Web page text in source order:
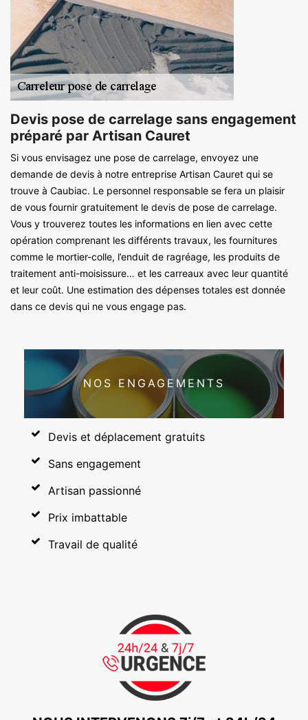
Devis pose de carrelage sans engagement
préparé par Artisan Cauret
Si vous envisagez une pose de carrelage, envoyez une
demande de devis à notre entreprise Artisan Cauret qui se
trouve à Caubiac. Le personnel responsable se fera un plaisir
de vous fournir gratuitement le devis de pose de carrelage.
Vous y trouverez toutes les informations en lien avec cette
opération comprenant les différents travaux, les fournitures
comme le mortier-colle, l’enduit de ragréage, les produits de
traitement anti-moisissure… et les carreaux avec leur quantité
et leur coût. Une estimation des dépenses totales est donnée
dans ce devis qui ne vous engage pas.
NOS ENGAGEMENTS
Devis et déplacement gratuits
Sans engagement
Artisan passionné
Prix imbattable
Travail de qualité